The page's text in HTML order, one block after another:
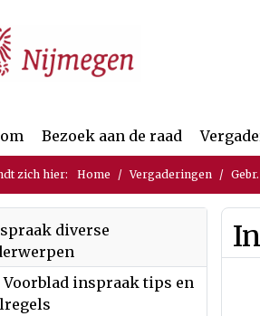
deze pagina
Bezoek aan de raad
zich hier: Home Vergaderingen
diverse
Voorblad inspraak tips en